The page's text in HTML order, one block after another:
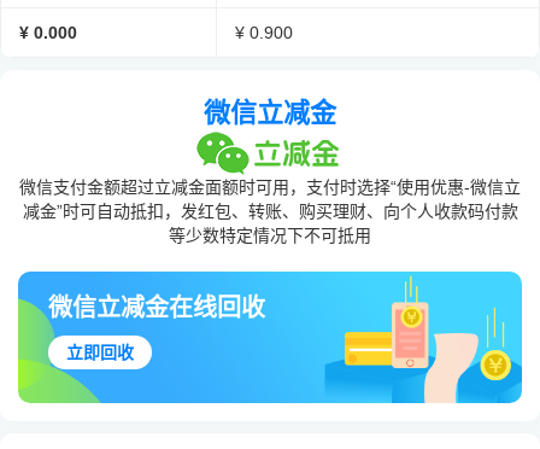
¥ 0.000 ¥ 0.900
微信立减金
微信支付金额超过立减金面额时可用，支付时选择“使用优惠-微信立
减金”时可自动抵扣，发红包、转账、购买理财、向个人收款码付款
等少数特定情况下不可抵用
微信立减金在线回收
立即回收